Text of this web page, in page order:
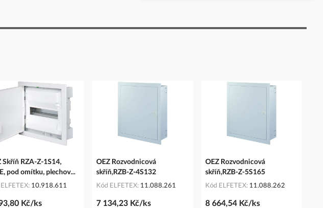
Skříň RZA-Z-1S14,
pod omítku, plechov...
10.918.611
Kč/ks
OEZ Rozvodnicová
skříň,RZB-Z-4S132
Kód ELFETEX 11.088.261
7 134,23 Kč/ks
OEZ Rozvodnicová
skříň,RZB-Z-5S165
Kód ELFETEX 11.088.262
8 664,54 Kč/ks